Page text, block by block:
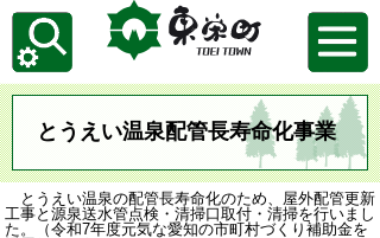
とうえい温泉配管長寿命化事業
とうえい温泉の配管長寿命化のため、屋外配管更新
工事と源泉送水管点検・清掃口取付・清掃を行いまし
た。（令和7年度元気な愛知の市町村づくり補助金を